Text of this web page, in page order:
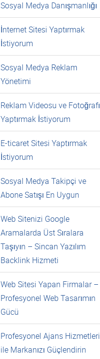
Sosyal Medya Danışmanlığı
İnternet Sitesi Yaptırmak
İstiyorum
Sosyal Medya Reklam
Yönetimi
Reklam Videosu ve Fotoğrafı
Yaptırmak İstiyorum
E-ticaret Sitesi Yaptırmak
İstiyorum
Sosyal Medya Takipçi ve
Abone Satışı En Uygun
Web Sitenizi Google
Aramalarda Üst Sıralara
Taşıyın – Sincan Yazılım
Backlink Hizmeti
Web Sitesi Yapan Firmalar –
Profesyonel Web Tasarımın
Gücü
Profesyonel Ajans Hizmetleri
ile Markanızı Güçlendirin